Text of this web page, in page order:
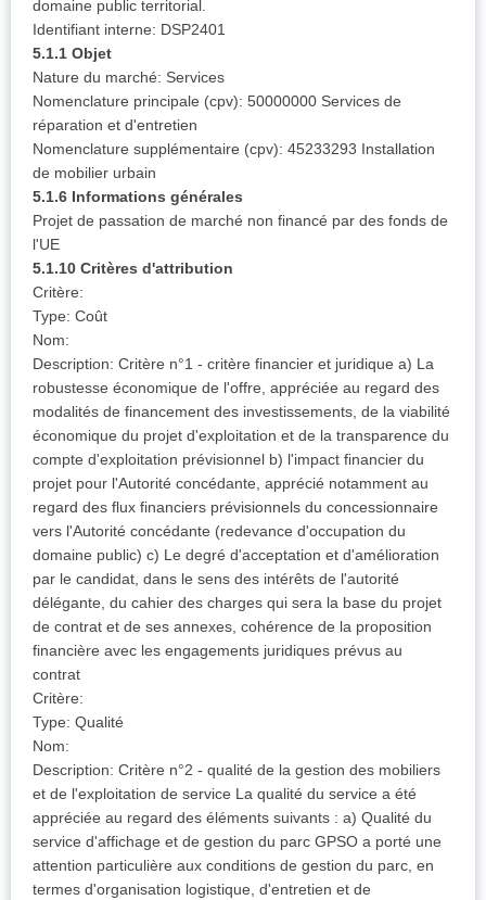
domaine public territorial.
Identifiant interne: DSP2401
5.1.1 Objet
Nature du marché: Services
Nomenclature principale (cpv): 50000000 Services de
réparation et d'entretien
Nomenclature supplémentaire (cpv): 45233293 Installation
de mobilier urbain
5.1.6 Informations générales
Projet de passation de marché non financé par des fonds de
l'UE
5.1.10 Critères d'attribution
Critère:
Type: Coût
Nom:
Description: Critère n°1 - critère financier et juridique a) La
robustesse économique de l'offre, appréciée au regard des
modalités de financement des investissements, de la viabilité
économique du projet d'exploitation et de la transparence du
compte d'exploitation prévisionnel b) l'impact financier du
projet pour l'Autorité concédante, apprécié notamment au
regard des flux financiers prévisionnels du concessionnaire
vers l'Autorité concédante (redevance d'occupation du
domaine public) c) Le degré d'acceptation et d'amélioration
par le candidat, dans le sens des intérêts de l'autorité
délégante, du cahier des charges qui sera la base du projet
de contrat et de ses annexes, cohérence de la proposition
financière avec les engagements juridiques prévus au
contrat
Critère:
Type: Qualité
Nom:
Description: Critère n°2 - qualité de la gestion des mobiliers
et de l'exploitation de service La qualité du service a été
appréciée au regard des éléments suivants : a) Qualité du
service d'affichage et de gestion du parc GPSO a porté une
attention particulière aux conditions de gestion du parc, en
termes d'organisation logistique, d'entretien et de